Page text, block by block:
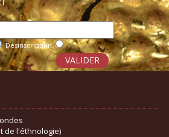
Désinscription
de l'éthnologie)